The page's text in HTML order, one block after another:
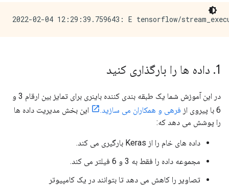
1
. داده ها را بارگذاری کنید
در این آموزش شما یک طبقه بندی کننده باینری برای تمایز بین ارقام 3 و
6 با پیروی از
فرهی و همکاران می سازید.
این بخش مدیریت داده ها
را پوشش می دهد که:
داده های خام را از Keras بارگیری می کند.
مجموعه داده را فقط به 3 و 6 فیلتر می کند.
تصاویر را کاهش می دهد تا بتوانند در یک کامپیوتر